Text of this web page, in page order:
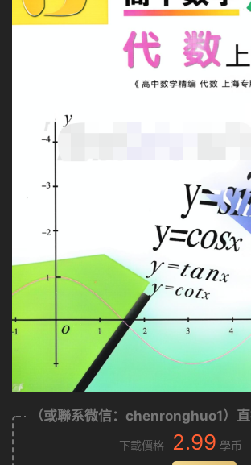
（或聯系微信：chenronghuo1）
下載價格 2.99 學币